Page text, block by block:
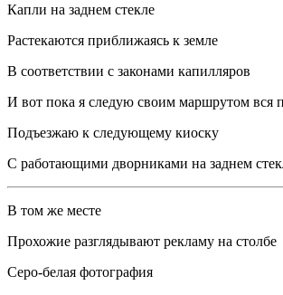
Капли на заднем стекле
Растекаются приближаясь к земле
В соответствии с законами капилляров
И вот пока я следую своим маршрутом вся
Подъезжаю к следующему киоску
С работающими дворниками на заднем
В том же месте
Прохожие разглядывают рекламу на столбе
Серо-белая фотография